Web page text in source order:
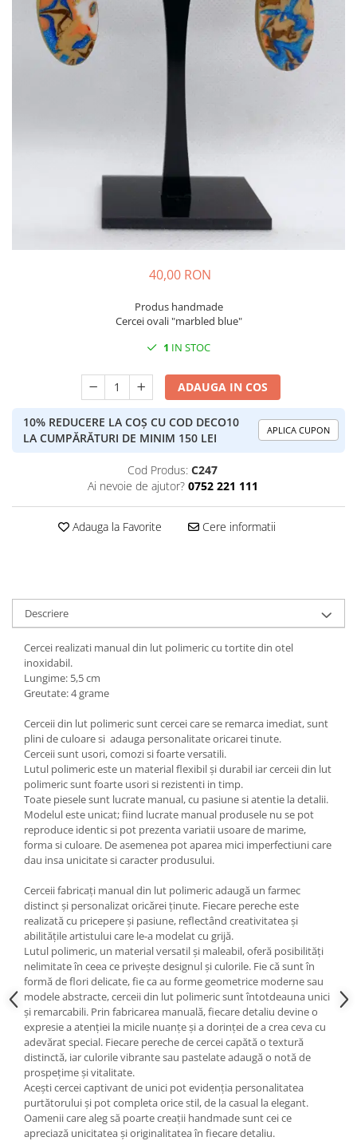
40,00 RON
Produs handmade
Cercei ovali "marbled blue"
1 IN STOC
ADAUGA IN COS
10% REDUCERE LA COȘ CU COD DECO10
LA CUMPĂRĂTURI DE MINIM 150 LEI
APLICA CUPON
Cod Produs: C247
Ai nevoie de ajutor? 0752 221 111
Adauga la Favorite Cere informatii
Descriere
Cercei realizati manual din lut polimeric cu tortite din otel
inoxidabil.
Lungime: 5,5 cm
Greutate: 4 grame
Cerceii din lut polimeric sunt cercei care se remarca imediat, sunt
plini de culoare si adauga personalitate oricarei tinute.
Cerceii sunt usori, comozi si foarte versatili.
Lutul polimeric este un material flexibil și durabil iar cerceii din lut
polimeric sunt foarte usori si rezistenti in timp.
Toate piesele sunt lucrate manual, cu pasiune si atentie la detalii.
Modelul este unicat; fiind lucrate manual produsele nu se pot
reproduce identic si pot prezenta variatii usoare de marime,
forma si culoare. De asemenea pot aparea mici imperfectiuni care
dau insa unicitate si caracter produsului.
Cerceii fabricați manual din lut polimeric adaugă un farmec
distinct și personalizat oricărei ținute. Fiecare pereche este
realizată cu pricepere și pasiune, reflectând creativitatea și
abilitățile artistului care le-a modelat cu grijă.
Lutul polimeric, un material versatil și maleabil, oferă posibilități
nelimitate în ceea ce privește designul și culorile. Fie că sunt în
formă de flori delicate, fie ca au forme geometrice moderne sau
modele abstracte, cerceii din lut polimeric sunt întotdeauna unici
și remarcabili. Prin fabricarea manuală, fiecare detaliu devine o
expresie a atenției la micile nuanțe și a dorinței de a crea ceva cu
adevărat special. Fiecare pereche de cercei capătă o textură
distinctă, iar culorile vibrante sau pastelate adaugă o notă de
prospețime și vitalitate.
Acești cercei captivant de unici pot evidenția personalitatea
purtătorului și pot completa orice stil, de la casual la elegant.
Oamenii care aleg să poarte creații handmade sunt cei ce
apreciază unicitatea și originalitatea în fiecare detaliu.